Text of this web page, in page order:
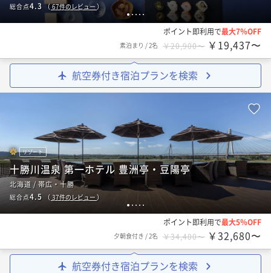
1 2 3 4 5
総合点4.3 （67件のレビュー）
ポイント即利用で最大7％OFF
素泊まり /2名 ￥20,900〜 ￥19,437〜
航空券付き宿泊プランを検索
1 2 3 4 5
リゾート
十勝川温泉 第一ホテル 豊洲亭・豆陽亭
北海道 / 帯広・十勝
総合点4.5 （ 37件のレビュー）
ポイント即利用で最大5％OFF
夕朝食付き /2名 ￥34,400〜 ￥32,680〜
航空券付き宿泊プランを検索